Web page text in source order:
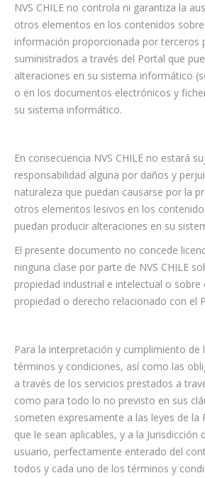
NVS CHILE no controla ni garantiza la
otros elementos en los contenidos
información proporcionada por terceros
suministrados a través del Portal que
alteraciones en su sistema informático
o en los documentos electrónicos y
su sistema informático.
En consecuencia NVS CHILE no estará
responsabilidad alguna por daños y
naturaleza que puedan causarse por la
otros elementos lesivos en los
puedan producir alteraciones en su
El presente documento no concede
ninguna clase por parte de NVS CHILE
propiedad industrial e intelectual o sobre
propiedad o derecho relacionado con el
Para la interpretación y cumplimiento de
términos y condiciones, así como las
a través de los servicios prestados a
como para todo lo no previsto en sus
someten expresamente a las leyes de la
que le sean aplicables, y a la Jurisdicción
usuario, perfectamente enterado del
todos y cada uno de los términos y